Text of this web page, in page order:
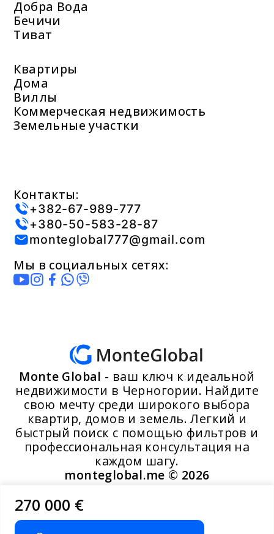
270 000 €
Добра Вода
Бечичи
Тиват
Квартиры
Дома
Виллы
Коммерческая недвижимость
Земельные участки
Контакты:
+382-67-989-777
+380-50-583-28-87
monteglobal777@gmail.com
Мы в социальных сетях:
Monte Global - ваш ключ к идеальной
недвижимости в Черногории. Найдите
свою мечту среди широкого выбора
квартир, домов и земель. Легкий и
быстрый поиск с помощью фильтров и
профессиональная консультация на
каждом шагу.
monteglobal.me © 2026